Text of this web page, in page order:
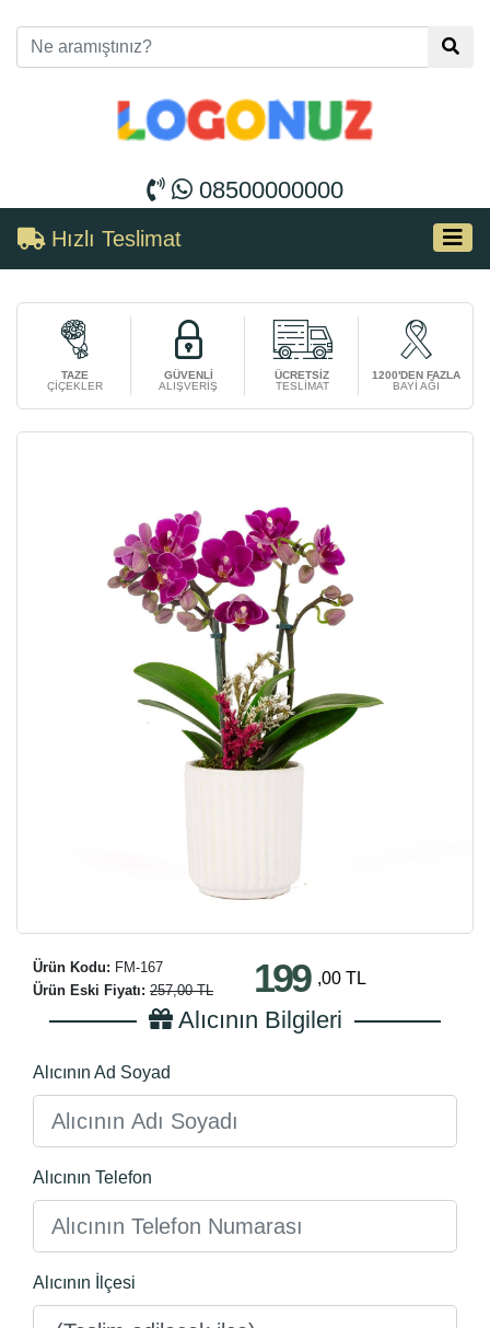
08500000000
Hızlı Teslimat
TAZE
ÇİÇEKLER
GÜVENLİ
ALIŞVERİŞ
ÜCRETSİZ
TESLİMAT
1200'DEN FAZLA
BAYİ AĞI
Ürün Kodu: FM-167
Ürün Eski Fiyatı: 257,00 TL 199 ,00 TL
Alıcının Bilgileri
Alıcının Ad Soyad
Alıcının Telefon
Alıcının İlçesi